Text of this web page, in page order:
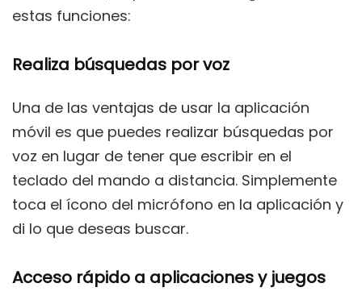
estas funciones:
Realiza búsquedas por voz
Una de las ventajas de usar la aplicación
móvil es que puedes realizar búsquedas por
voz en lugar de tener que escribir en el
teclado del mando a distancia. Simplemente
toca el ícono del micrófono en la aplicación y
di lo que deseas buscar.
Acceso rápido a aplicaciones y juegos